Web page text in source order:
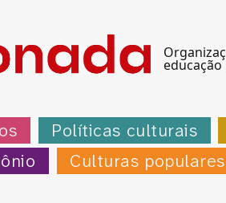
Políticas culturais
Culturas populares